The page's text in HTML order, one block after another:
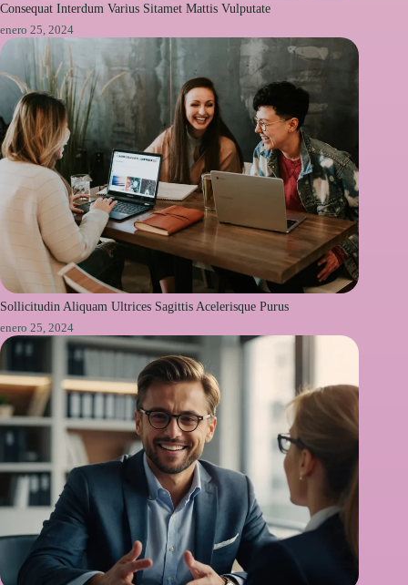
Consequat Interdum Varius Sitamet Mattis Vulputate
enero 25, 2024
Sollicitudin Aliquam Ultrices Sagittis Acelerisque Purus
enero 25, 2024